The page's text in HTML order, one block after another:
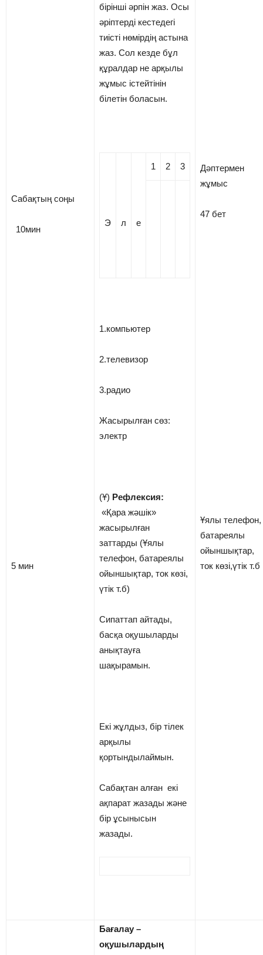
Сабақтың соңы
10мин
5 мин
бірінші әрпін жаз. Осы
әріптерді кестедегі
тиісті нөмірдің астына
жаз. Сол кезде бұл
құралдар не арқылы
жұмыс істейтінін
білетін боласын.
Э л е
1 2 3
1.компьютер
2.телевизор
3.радио
Жасырылған сөз:
электр
(Ұ) Рефлексия:
«Қара жәшік»
жасырылған
заттарды (Ұялы
телефон, батареялы
ойыншықтар, ток көзі,
үтік т.б)
Сипаттап айтады,
басқа оқушыларды
анықтауға
шақырамын.
Екі жұлдыз, бір тілек
арқылы
қортындылаймын.
Сабақтан алған екі
ақпарат жазады және
бір ұсынысын
жазады.
Дәптермен
жұмыс
47 бет
Ұялы телефон,
батареялы
ойыншықтар,
ток көзі,үтік т.б
Бағалау –
оқушылардың